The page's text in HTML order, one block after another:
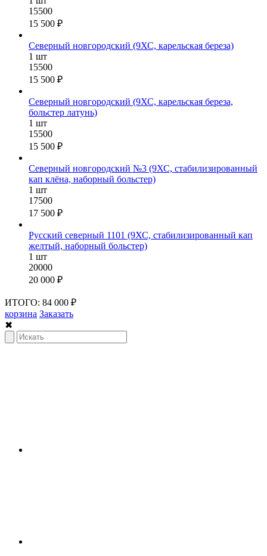
15500
15 500 ₽
Северный новгородский (9ХС, карельская береза)
1 шт
15500
15 500 ₽
Северный новгородский (9ХС, карельская береза,
больстер латунь)
1 шт
15500
15 500 ₽
Северный новгородский №3 (9ХС, стабилизированный
кап клёна, наборный больстер)
1 шт
17500
17 500 ₽
Русский северный 1101 (9ХС, стабилизированный кап
желтый, наборный больстер)
1 шт
20000
20 000 ₽
ИТОГО: 84 000 ₽
корзина Заказать
✖